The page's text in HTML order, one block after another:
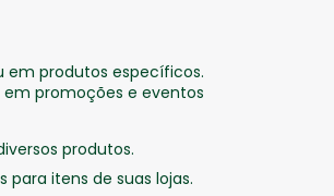
em produtos específicos.
em promoções e eventos
produtos.
para itens de suas lojas.